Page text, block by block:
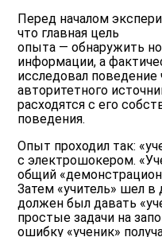
Перед началом
что главная цель
опыта — обнаружить
информации, а
исследовал
авторитетного
расходятся с его
поведения.
Опыт проходил так:
с электрошокером.
общий
Затем «учитель» шел
должен был давать
простые задачи на
ошибку «ученик»